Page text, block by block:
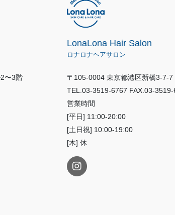
〜3階
LonaLona Hair Salon
ロナロナヘアサロン
〒105-0004 東京都港区新橋3-7-7
TEL.03-3519-6767 FAX.03-3519-
営業時間
[平日] 11:00-20:00
[土日祝] 10:00-19:00
[木] 休